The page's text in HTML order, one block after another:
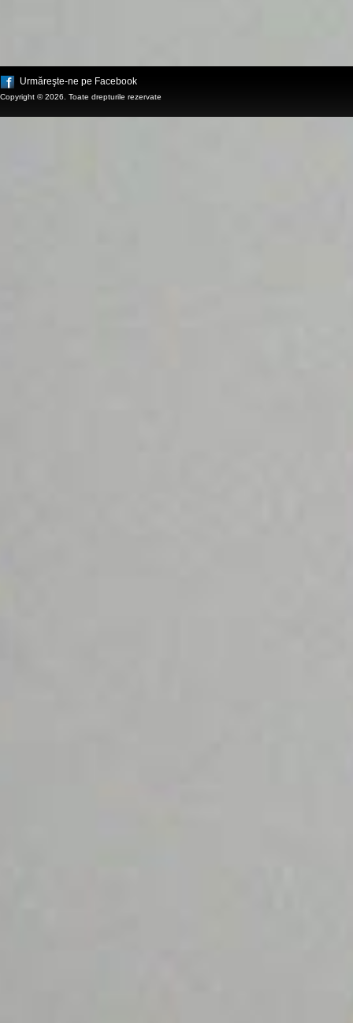
Urmăreşte-ne pe Facebook
Copyright © 2026. Toate drepturile rezervate